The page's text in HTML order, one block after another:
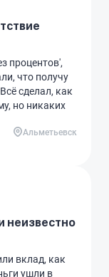
процентов',
что получу
сделал, как
но никаких
Альметьевск
неизвестно
вклад, как
ушли в